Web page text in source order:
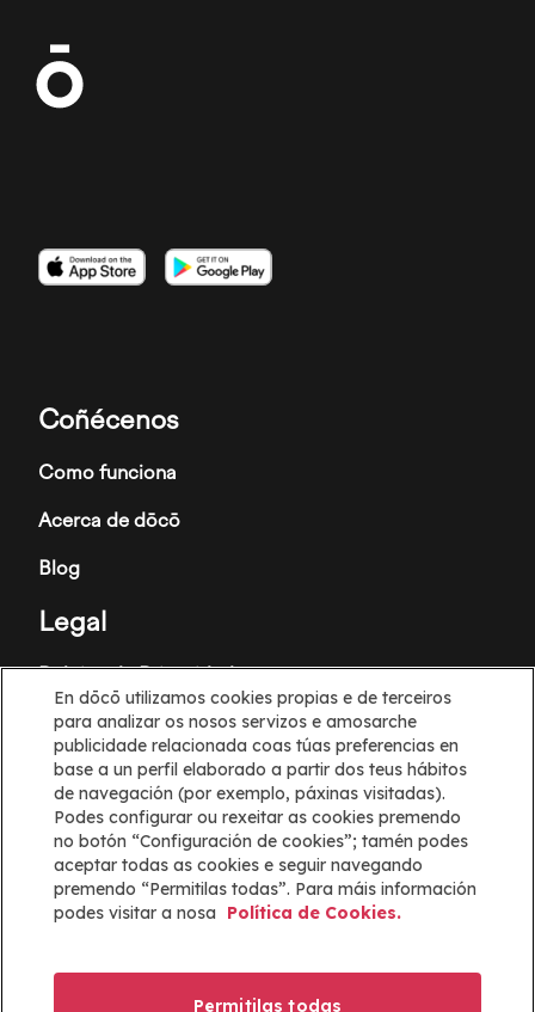
Imaxe
Imaxe Imaxe
Coñécenos
Como funciona
Acerca de dōcō
Blog
Legal
Política de Privacidade
Termos e Condicións
Política de cookies
Configuración de cookies
Información
Axuda
Mapa web
En dōcō utilizamos cookies propias e de terceiros
para analizar os nosos servizos e amosarche
publicidade relacionada coas túas preferencias en
base a un perfil elaborado a partir dos teus hábitos
de navegación (por exemplo, páxinas visitadas).
Podes configurar ou rexeitar as cookies premendo
no botón “Configuración de cookies”; tamén podes
aceptar todas as cookies e seguir navegando
premendo “Permitilas todas”. Para máis información
podes visitar a nosa
Política de Cookies.
Permitilas todas